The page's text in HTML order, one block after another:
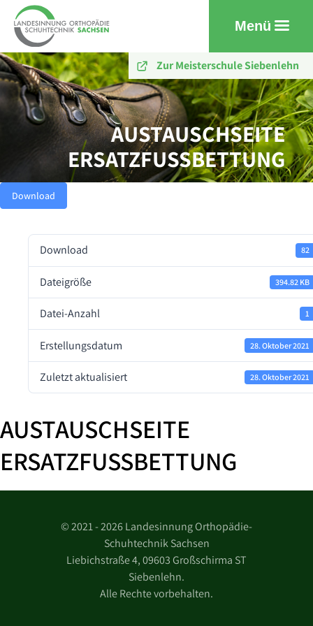
Zur Meisterschule Siebenlehn
AUSTAUSCHSEITE
ERSATZFUSSBETTUNG
Download
Download 82
Dateigröße 394.82 KB
Datei-Anzahl 1
Erstellungsdatum 28. Oktober 2021
Zuletzt aktualisiert 28. Oktober 2021
AUSTAUSCHSEITE
ERSATZFUSSBETTUNG
©2021 - 2026 Landesinnung Orthopädie-
Schuhtechnik Sachsen
Liebichstraße 4, 09603 Großschirma ST
Siebenlehn.
Alle Rechte vorbehalten.
Menü